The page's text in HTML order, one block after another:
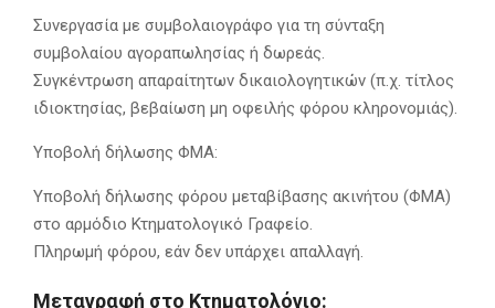
Συνεργασία με συμβολαιογράφο για τη σύνταξη
συμβολαίου αγοραπωλησίας ή δωρεάς.
Συγκέντρωση απαραίτητων δικαιολογητικών (π.χ. τίτλος
ιδιοκτησίας, βεβαίωση μη οφειλής φόρου κληρονομιάς).
Υποβολή δήλωσης ΦΜΑ:
Υποβολή δήλωσης φόρου μεταβίβασης ακινήτου (ΦΜΑ)
στο αρμόδιο Κτηματολογικό Γραφείο.
Πληρωμή φόρου, εάν δεν υπάρχει απαλλαγή.
Μεταγραφή στο Κτηματολόγιο: